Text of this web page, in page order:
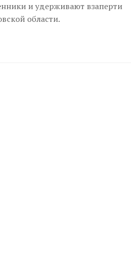
и удерживают взаперти
области.